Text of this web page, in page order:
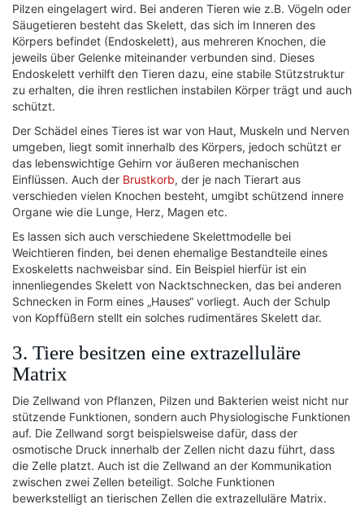
Pilzen eingelagert wird. Bei anderen Tieren wie z.B. Vögeln oder
Säugetieren besteht das Skelett, das sich im Inneren des
Körpers befindet (Endoskelett), aus mehreren Knochen, die
jeweils über Gelenke miteinander verbunden sind. Dieses
Endoskelett verhilft den Tieren dazu, eine stabile Stützstruktur
zu erhalten, die ihren restlichen instabilen Körper trägt und auch
schützt.
Der Schädel eines Tieres ist war von Haut, Muskeln und Nerven
umgeben, liegt somit innerhalb des Körpers, jedoch schützt er
das lebenswichtige Gehirn vor äußeren mechanischen
Einflüssen. Auch der Brustkorb, der je nach Tierart aus
verschieden vielen Knochen besteht, umgibt schützend innere
Organe wie die Lunge, Herz, Magen etc.
Es lassen sich auch verschiedene Skelettmodelle bei
Weichtieren finden, bei denen ehemalige Bestandteile eines
Exoskeletts nachweisbar sind. Ein Beispiel hierfür ist ein
innenliegendes Skelett von Nacktschnecken, das bei anderen
Schnecken in Form eines „Hauses“ vorliegt. Auch der Schulp
von Kopffüßern stellt ein solches rudimentäres Skelett dar.
3. Tiere besitzen eine extrazelluläre
Matrix
Die Zellwand von Pflanzen, Pilzen und Bakterien weist nicht nur
stützende Funktionen, sondern auch Physiologische Funktionen
auf. Die Zellwand sorgt beispielsweise dafür, dass der
osmotische Druck innerhalb der Zellen nicht dazu führt, dass
die Zelle platzt. Auch ist die Zellwand an der Kommunikation
zwischen zwei Zellen beteiligt. Solche Funktionen
bewerkstelligt an tierischen Zellen die extrazelluläre Matrix.